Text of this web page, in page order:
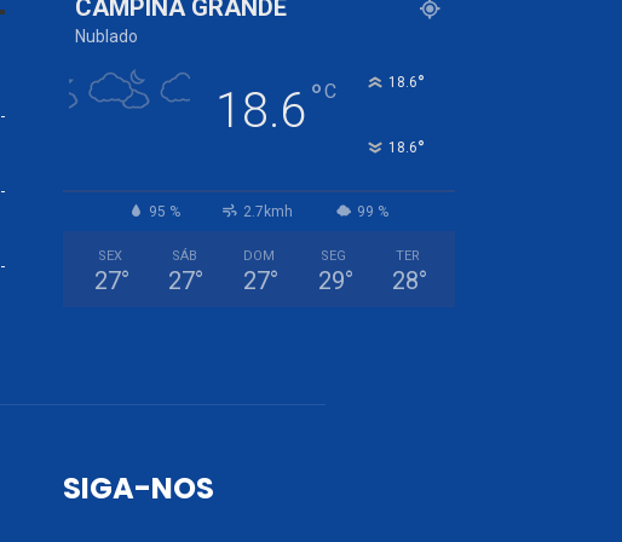
CAMPINA GRANDE
Nublado
18.6°C 18.6°
18.6°
95 % 2.7kmh 99 %
SEX
27°
SÁB
27°
DOM
27°
SEG
29°
TER
28°
SIGA-NOS